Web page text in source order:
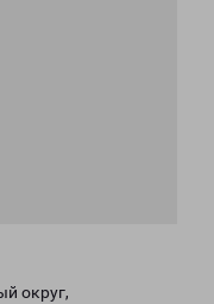
округ,